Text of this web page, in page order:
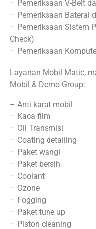
– Pemeriksaan V-Belt
– Pemeriksaan Baterai
– Pemeriksaan Sistem
Check)
– Pemeriksaan
Layanan Mobil Matic,
Mobil & Domo Group:
– Anti karat mobil
– Kaca film
– Oli Transmisi
– Coating detailing
– Paket wangi
– Paket bersih
– Coolant
– Ozone
– Fogging
– Paket tune up
– Piston cleaning